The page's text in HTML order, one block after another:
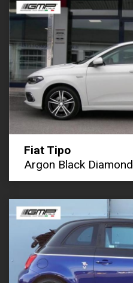
Fiat Tipo
Argon Black Diamond